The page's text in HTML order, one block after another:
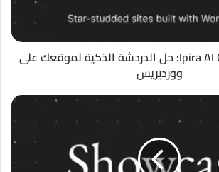
أداة Ipira AI Chat Widget: حل الدردشة الذكية لموقعك على
ووردبريس